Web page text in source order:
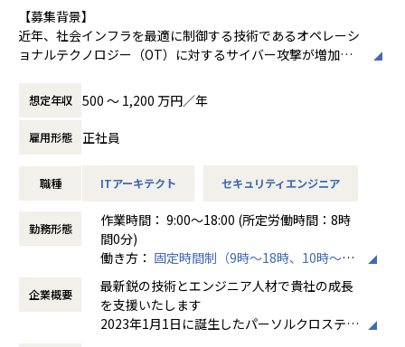
【風土・働き方】
当社は個人がベストのパフォーマンスを発揮できる働き方を
推奨しています。コアタイムなしのマンスリーフレックス制
様々なフィールドのメンバーがそれぞれのスタイルで力を発
そして課題解決の先の未来、人がそれぞれ思
い描く価値を、「自由に創造できる世界」の
に、新たな価値を創造することにワクワク
い状態、それが私たちにとっての世界平和で
築します。
【募集背景】
近年、社会インフラを最適に制御する技術であるオペレーシ
ョナルテクノロジー（OT）に対するサイバー攻撃が増加し
従来、OT環境は閉鎖的でサイバー攻撃の対象となることは
少なかったものの、DXやIoTの進展によりITとの接続が進ん
だことで、新たなセキュリティリスクが顕在化しており、サ
イバーセキュリティ対策が急務となっています。
ノロジーでも募集拡大をしております。今までのインフラや
ィエンジニアへチャレンジできるポジションです。
【サービス特徴】
製造業（OT）向セキュリティエンジニアは、製造業や社会
インフラなどの制御システムをサイバー攻撃から守る専門職
想定年収 500 〜 1,200 万円／年
雇用形態 正社員
職種 ITアーキテクト セキュリティエンジニア
勤務形態
作業時間： 9:00～18:00 (所定労働時間：8時
間0分)
働き方： 固定時間制（9時～18時、10時～19
時など）
時間外労働の有無： 有（月平均20時間）
休憩時間： 60分
企業概要
最新鋭の技術とエンジニア人材で貴社の成長
を支援いたします
2023年1月1日に誕生したパーソルクロステク